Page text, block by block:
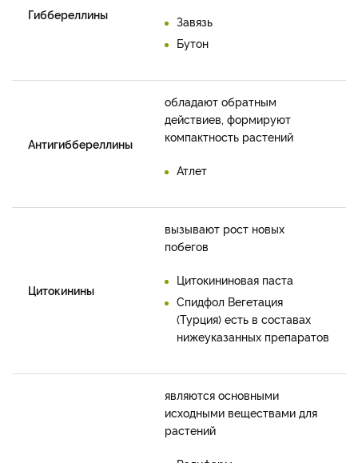
Гиббереллины
Завязь
Бутон
Антигиббереллины
обладают обратным
действиев, формируют
компактность растений
Атлет
Цитокинины
вызывают рост новых
побегов
Цитокининовая паста
Спидфол Вегетация
(Турция) есть в составах
нижеуказанных препаратов
являются основными
исходными веществами для
растений